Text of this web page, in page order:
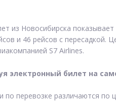
из Новосибирска
и 46 рейсов с пересадкой.
S7 Airlines.
электронный билет на
по перевозке различаются по